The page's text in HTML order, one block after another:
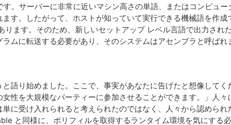
。サーバーに非常に近いマシン高さの単語、またはコンピュー
す。したがって、ホストが知っていて実行できる機械語を作成
ます。そのため、新しいセットアップ レベル言語で出力され
ムに転送する必要があり、そのシステムはアセンブラと呼ばれ
語り始めました。ここで、事実があなたに告げたと想像してく
性を大規模なパーティーに参加させることができます。」人々
に受け入れられると考えられたのではなく、人々から認められ
と同様に、ポリフィルを取得するランタイム環境を気にする必